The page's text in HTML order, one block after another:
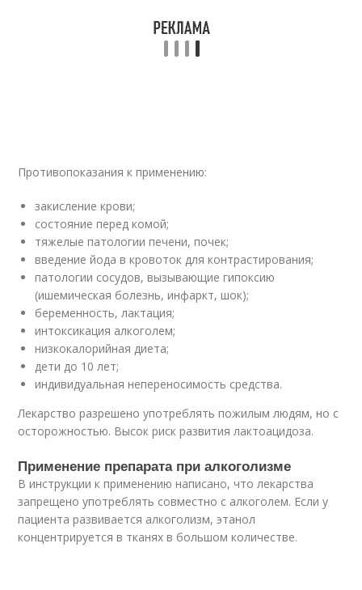
Противопоказания к применению:
закисление крови;
состояние перед комой;
тяжелые патологии печени, почек;
введение йода в кровоток для контрастирования;
патологии сосудов, вызывающие гипоксию
(ишемическая болезнь, инфаркт, шок);
беременность, лактация;
интоксикация алкоголем;
низкокалорийная диета;
дети до 10 лет;
индивидуальная непереносимость средства.
Лекарство разрешено употреблять пожилым людям, но с
осторожностью. Высок риск развития лактоацидоза.
Применение препарата при алкоголизме
В инструкции к применению написано, что лекарства
запрещено употреблять совместно с алкоголем. Если у
пациента развивается алкоголизм, этанол
концентрируется в тканях в большом количестве.